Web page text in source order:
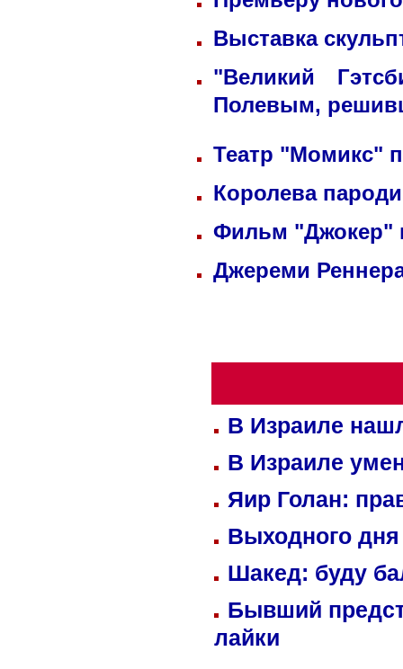
Выставка
"Великий
Полевым,
Театр "Момикс"
Королева
Фильм "Джокер"
Джереми
В Израиле
В Израиле
Яир Голан:
Выходного
Шакед: буду
Бывший
лайки